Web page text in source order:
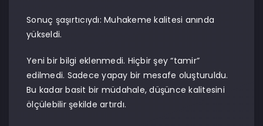
Sonuç şaşırtıcıydı: Muhakeme kalitesi anında
yükseldi.
Yeni bir bilgi eklenmedi. Hiçbir şey “tamir”
edilmedi. Sadece yapay bir mesafe oluşturuldu.
Bu kadar basit bir müdahale, düşünce kalitesini
ölçülebilir şekilde artırdı.